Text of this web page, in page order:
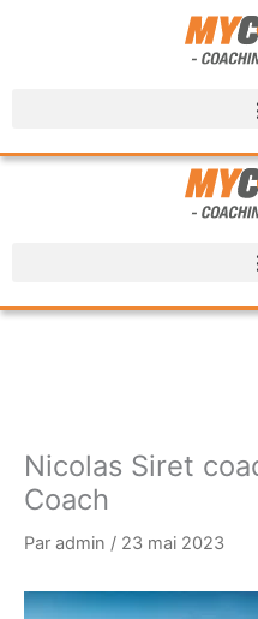
Nicolas Siret
Coach
Par admin / 23 mai 2023